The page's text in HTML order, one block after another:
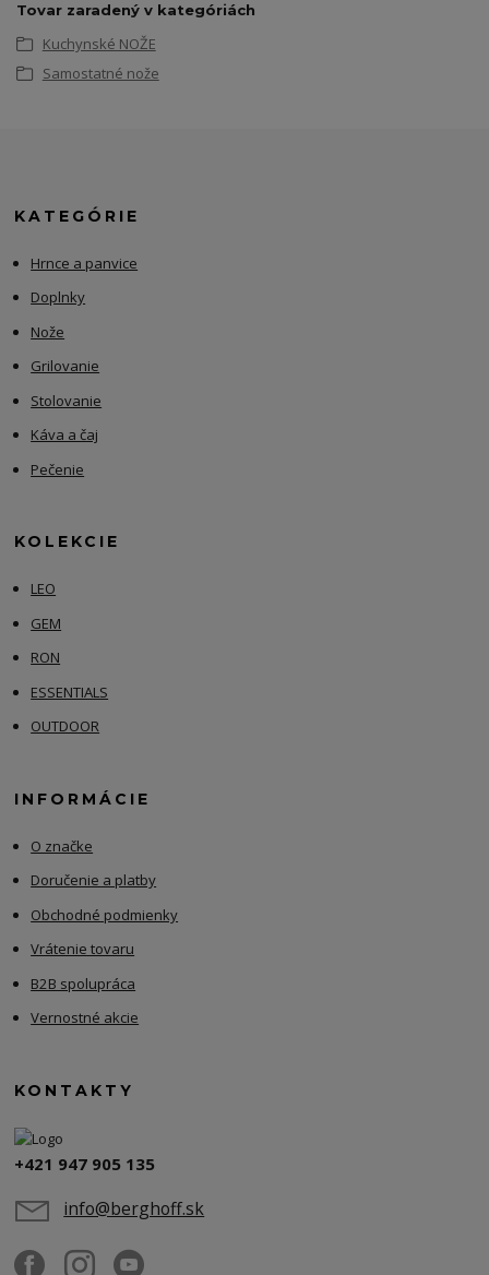
Tovar zaradený v kategóriách
Kuchynské NOŽE
Samostatné nože
KATEGÓRIE
Hrnce a panvice
Doplnky
Nože
Grilovanie
Stolovanie
Káva a čaj
Pečenie
KOLEKCIE
LEO
GEM
RON
ESSENTIALS
OUTDOOR
INFORMÁCIE
O značke
Doručenie a platby
Obchodné podmienky
Vrátenie tovaru
B2B spolupráca
Vernostné akcie
KONTAKTY
+421 947 905 135
info@berghoff.sk